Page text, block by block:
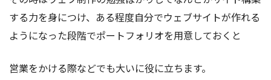
する力を身につけ、ある程度自分でウェブサイトが作れる
ようになった段階でポートフォリオを用意しておくと
営業をかける際などでも大いに役に立ちます。